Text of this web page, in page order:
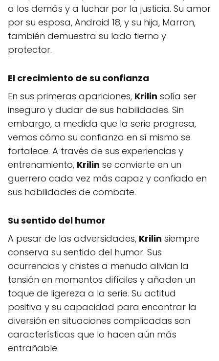
a los demás y a luchar por la justicia. Su amor
por su esposa, Android 18, y su hija, Marron,
también demuestra su lado tierno y
protector.
El crecimiento de su confianza
En sus primeras apariciones, Krilin solía ser
inseguro y dudar de sus habilidades. Sin
embargo, a medida que la serie progresa,
vemos cómo su confianza en sí mismo se
fortalece. A través de sus experiencias y
entrenamiento, Krilin se convierte en un
guerrero cada vez más capaz y confiado en
sus habilidades de combate.
Su sentido del humor
A pesar de las adversidades, Krilin siempre
conserva su sentido del humor. Sus
ocurrencias y chistes a menudo alivian la
tensión en momentos difíciles y añaden un
toque de ligereza a la serie. Su actitud
positiva y su capacidad para encontrar la
diversión en situaciones complicadas son
características que lo hacen aún más
entrañable.